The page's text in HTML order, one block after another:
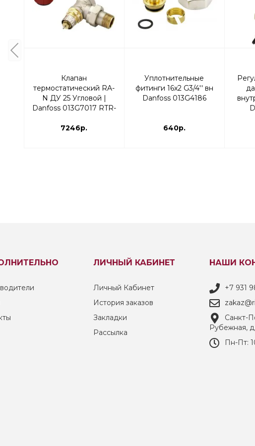
Клапан
термостатический RA-
N ДУ 25 Угловой |
Danfoss 013G7017 RTR-
7246р.
Уплотнительные
фитинги 16x2 G3/4'' вн
Danfoss 013G4186
640р.
ЛИЧНЫЙ КАБИНЕТ
Личный Кабинет
История заказов
Закладки
Рассылка
НАШИ
+7 931
Санкт-
Рубежная,
Пн-Пт: